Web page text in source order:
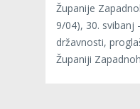
Županije
9/04), 30. svibanj
državnosti,
Županiji